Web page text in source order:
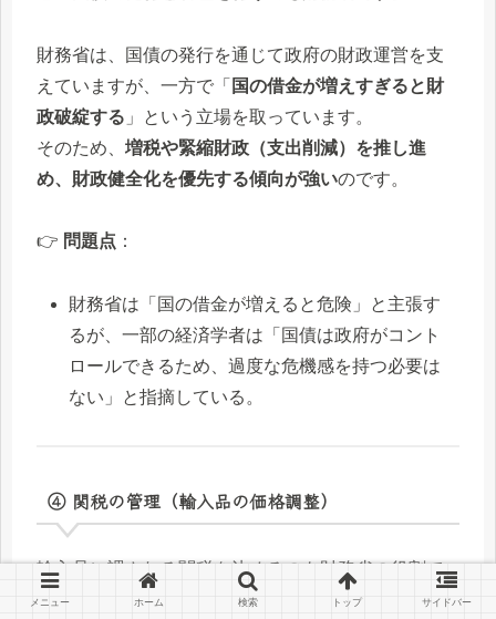
財務省は、国債の発行を通じて政府の財政運営を支
えていますが、一方で「 国の借金が増えすぎると財
政破綻する 」という立場を取っています。
そのため、 増税や緊縮財政（支出削減）を推し進
め、財政健全化を優先する傾向が強いのです。
👉 問題点 ：
財務省は「国の借金が増えると危険」と主張す
るが、一部の経済学者は「国債は政府がコント
ロールできるため、過度な危機感を持つ必要は
ない」と指摘している。
④ 関税の管理（輸入品の価格調整）
輸入品に課される関税を決めるのも財務省の役割で
す。
メニュー ホーム 検索 トップ サイドバー